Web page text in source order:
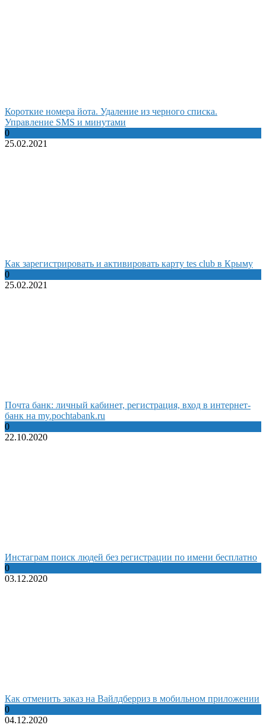
Короткие номера йота. Удаление из черного списка.
Управление SMS и минутами
0
25.02.2021
Как зарегистрировать и активировать карту tes club в Крыму
0
25.02.2021
Почта банк: личный кабинет, регистрация, вход в интернет-
банк на my.pochtabank.ru
0
22.10.2020
Инстаграм поиск людей без регистрации по имени бесплатно
0
03.12.2020
Как отменить заказ на Вайлдберриз в мобильном приложении
0
04.12.2020